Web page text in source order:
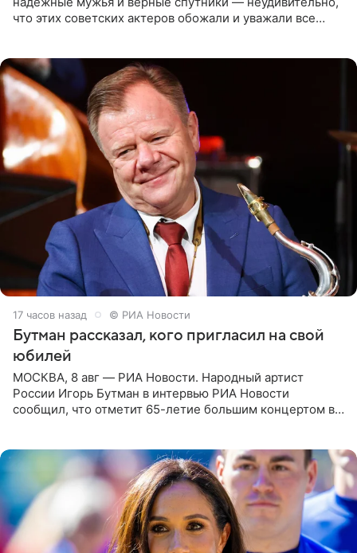
что этих советских актеров обожали и уважали все
17 часов назад © РИА Новости
Бутман рассказал, кого пригласил на свой
юбилей
МОСКВА, 8 авг — РИА Новости. Народный артист
России Игорь Бутман в интервью РИА Новости
сообщил, что отметит 65-летие большим концертом в